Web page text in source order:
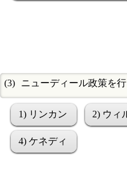
ニューディール政策を
1) リンカン 2) ウィ
4) ケネディ